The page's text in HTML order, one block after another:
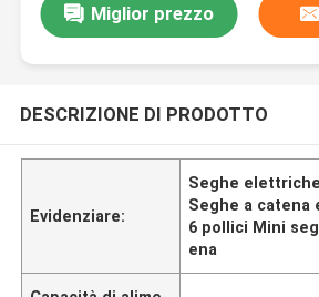
Miglior prezzo
DESCRIZIONE DI PRODOTTO
Evidenziare:
Seghe
Seghe a
6 pollici Mini
ena